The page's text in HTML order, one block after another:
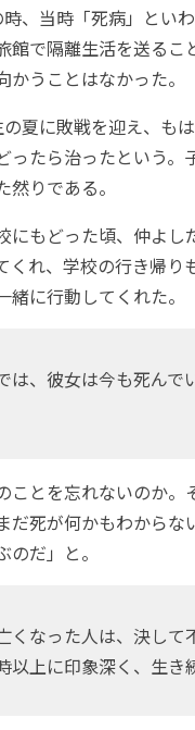
、当時「死病」とい
館で隔離生活を送る
かうことはなかった。
夏に敗戦を迎え、も
ったら治ったという
然りである。
にもどった頃、仲よし
くれ、学校の行き帰
緒に行動してくれた。
は、彼女は今も死んで
ことを忘れないのか。
だ死が何かもわから
だ」と。
くなった人は、決して
以上に印象深く、生き